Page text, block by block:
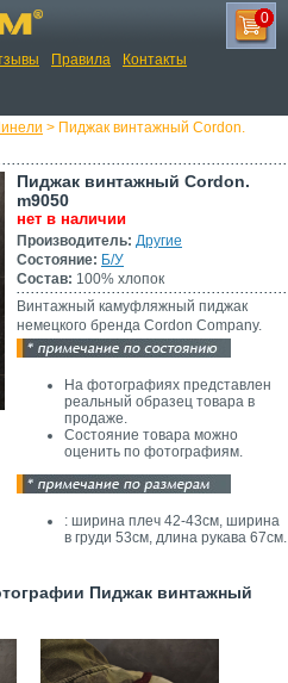
Правила
Контакты
0
> Пиджак винтажный Cordon.
Пиджак винтажный Cordon.
m9050
нет в наличии
Производитель: Другие
Состояние: Б/У
Состав: 100% хлопок
Винтажный камуфляжный пиджак
немецкого бренда Cordon Company.
На фотографиях представлен
реальный образец товара в
продаже.
Состояние товара можно
оценить по фотографиям.
: ширина плеч 42-43см, ширина
в груди 53см, длина рукава 67см.
Пиджак винтажный